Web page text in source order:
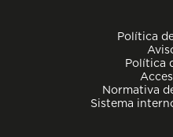
Política
Política
Normativa
Sistema